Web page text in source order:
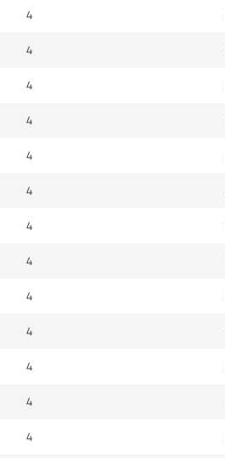
4
4
4
4
4
4
4
4
4
4
4
4
4